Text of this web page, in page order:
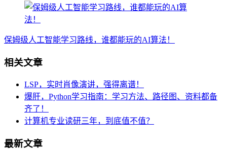
保姆级人工智能学习路线，谁都能玩的AI算法！
相关文章
LSP，实时肖像演讲，强得离谱！
爆肝，Python学习指南：学习方法、路径图、资料都备
齐了！
计算机专业读研三年，到底值不值？
最新文章